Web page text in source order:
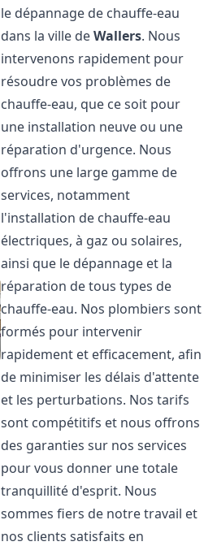
le dépannage de chauffe-eau
dans la ville deWallers. Nous
intervenons rapidement pour
résoudre vos problèmes de
chauffe-eau, que ce soit pour
une installation neuve ou une
réparation d'urgence. Nous
offrons une large gamme de
services, notamment
l'installation de chauffe-eau
électriques, à gaz ou solaires,
ainsi que le dépannage et la
réparation de tous types de
chauffe-eau. Nos plombiers sont
formés pour intervenir
rapidement et efficacement, afin
de minimiser les délais d'attente
et les perturbations. Nos tarifs
sont compétitifs et nous offrons
des garanties sur nos services
pour vous donner une totale
tranquillité d'esprit. Nous
sommes fiers de notre travail et
nos clients satisfaits en